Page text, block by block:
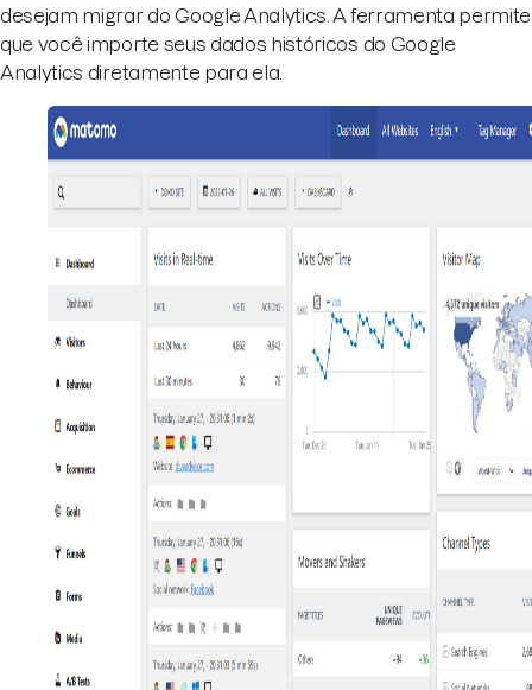
desejam migrar do Google Analytics. A ferramenta permite
que você importe seus dados históricos do Google
Analytics diretamente para ela.